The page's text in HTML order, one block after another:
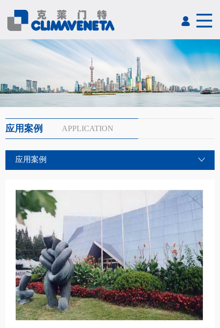
应用案例 APPLICATION
应用案例